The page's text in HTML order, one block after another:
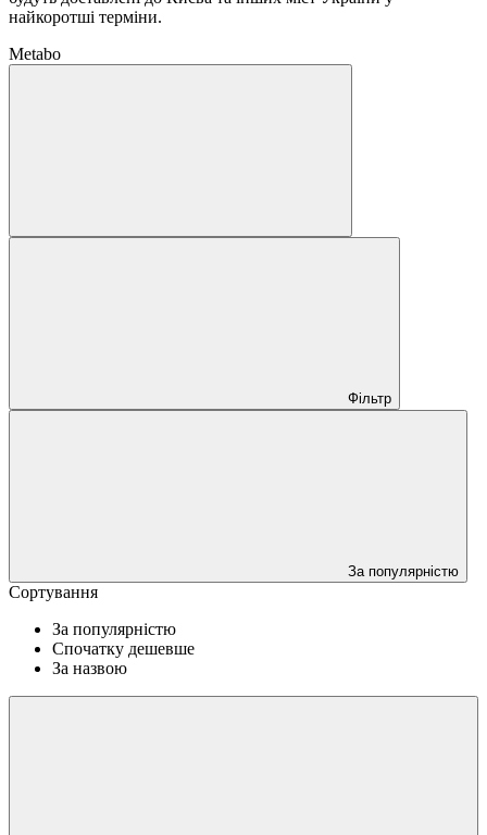
найкоротші терміни.
Metabo
Фільтр
За популярністю
Сортування
За популярністю
Спочатку дешевше
За назвою